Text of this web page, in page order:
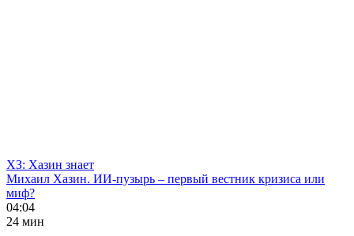
ХЗ: Хазин знает
Михаил Хазин. ИИ-пузырь – первый вестник кризиса или
миф?
04:04
24 мин